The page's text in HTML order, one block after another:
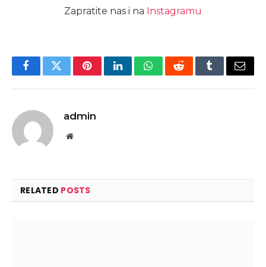
Zapratite nas i na Instagramu
FacebookTwitterPinterestLinkedInWhatsAppRedditTumblrEmail
admin
Website
RELATED POSTS